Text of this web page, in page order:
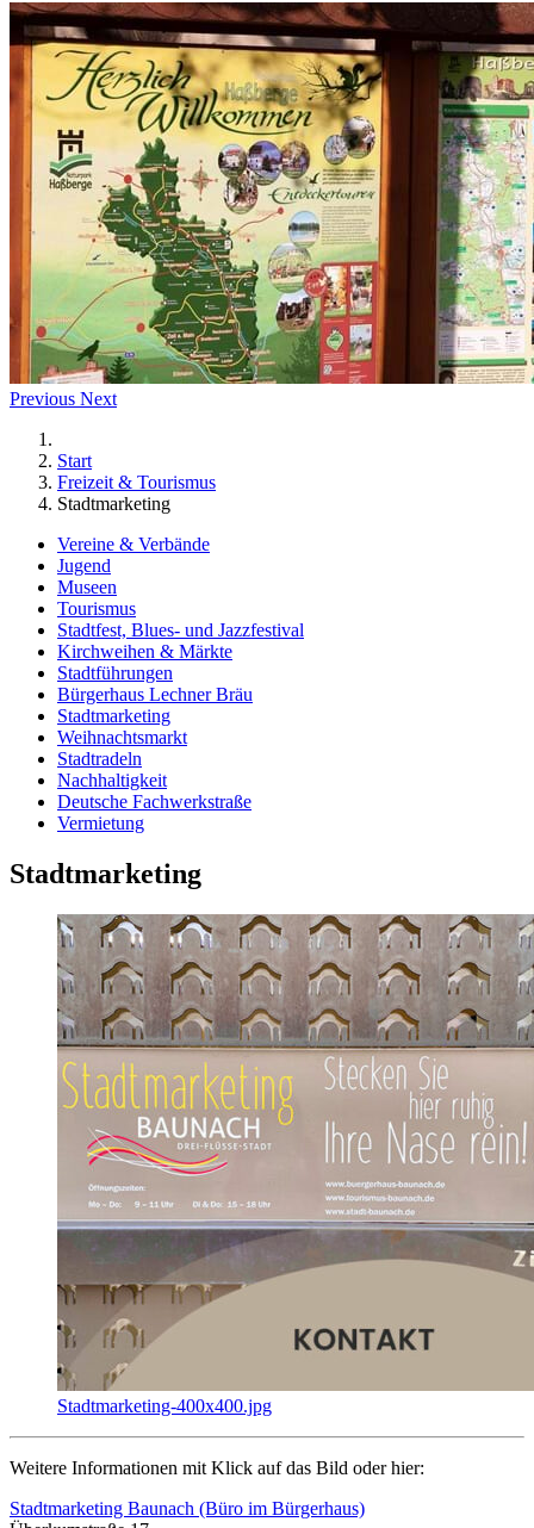
Previous Next
Start
Freizeit & Tourismus
Stadtmarketing
Vereine & Verbände
Jugend
Museen
Tourismus
Stadtfest, Blues- und Jazzfestival
Kirchweihen & Märkte
Stadtführungen
Bürgerhaus Lechner Bräu
Stadtmarketing
Weihnachtsmarkt
Stadtradeln
Nachhaltigkeit
Deutsche Fachwerkstraße
Vermietung
Stadtmarketing
Stadtmarketing-400x400.jpg
Weitere Informationen mit Klick auf das Bild oder hier:
Stadtmarketing Baunach (Büro im Bürgerhaus)